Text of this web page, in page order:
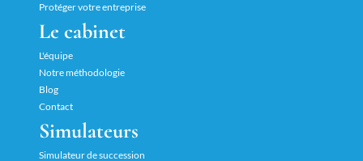
Protéger votre entreprise
Le cabinet
L'équipe
Notre méthodologie
Blog
Contact
Simulateurs
Simulateur de succession